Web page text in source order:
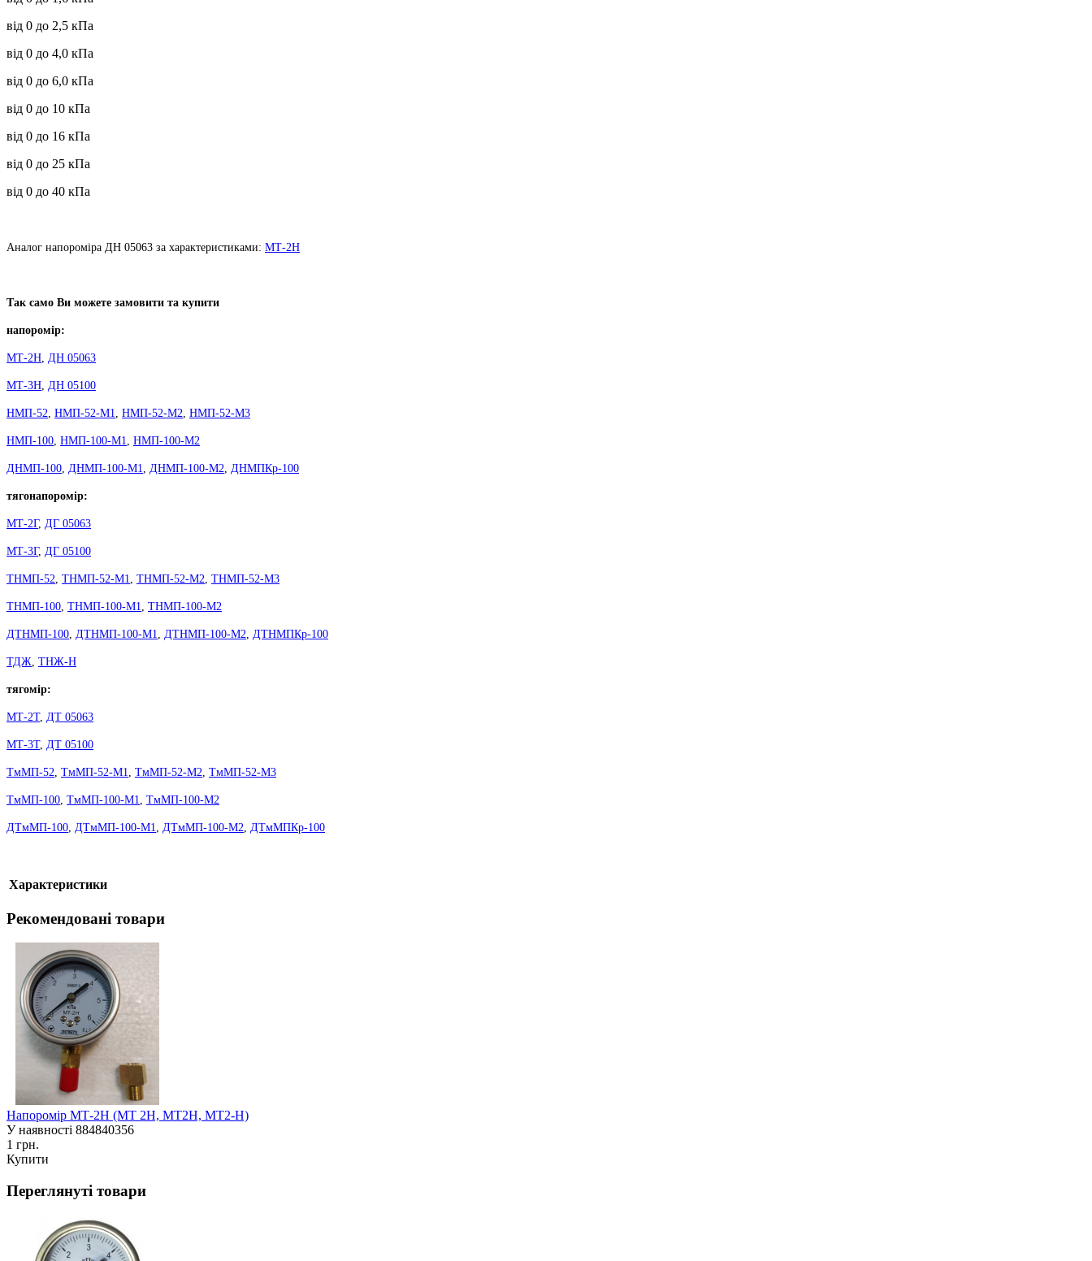
від 0 до 2,5 кПа
від 0 до 4,0 кПа
від 0 до 6,0 кПа
від 0 до 10 кПа
від 0 до 16 кПа
від 0 до 25 кПа
від 0 до 40 кПа
Аналог напороміра ДН 05063 за характеристиками: МТ-2Н
Так само Ви можете замовити та купити
напоромір:
МТ-2Н ДН 05063
МТ-3Н ДН 05100
НМП-52 НМП-52-М1 НМП-52-М2 НМП-52-М3
НМП-100 НМП-100-М1 НМП-100-М2
ДНМП-100 ДНМП-100-М1 ДНМП-100-М2 ДНМПКр-100
тягонапоромір:
МТ-2Г, ДГ 05063
МТ-3Г, ДГ 05100
ТНМП-52 ТНМП-52-М1 ТНМП-52-М2 ТНМП-52-М3
ТНМП-100 ТНМП-100-М1 ТНМП-100-М2
ДТНМП-100 ДТНМП-100-М1 ДТНМП-100-М2 ДТНМПКр-100
ТДЖ ТНЖ-Н
тягомір:
МТ-2Т, ДТ 05063
МТ-3Т, ДТ 05100
ТмМП-52 ТмМП-52-М1 ТмМП-52-М2 ТмМП-52-М3
ТмМП-100 ТмМП-100-М1 ТмМП-100-М2
ДТмМП-100 ДТмМП-100-М1 ДТмМП-100-М2 ДТмМПКр-100
Характеристики
Рекомендовані товари
Напоромір МТ-2Н (МТ 2Н, МТ2Н, МТ2-Н)
У наявності 884840356
1 грн.
Купити
Переглянуті товари